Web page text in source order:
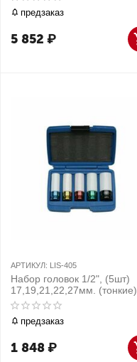
предзаказ
5 852 ₽
АРТИКУЛ: LIS-405
Набор головок 1/2", (5шт)
17,19,21,22,27мм. (тонкие)
предзаказ
1 848₽